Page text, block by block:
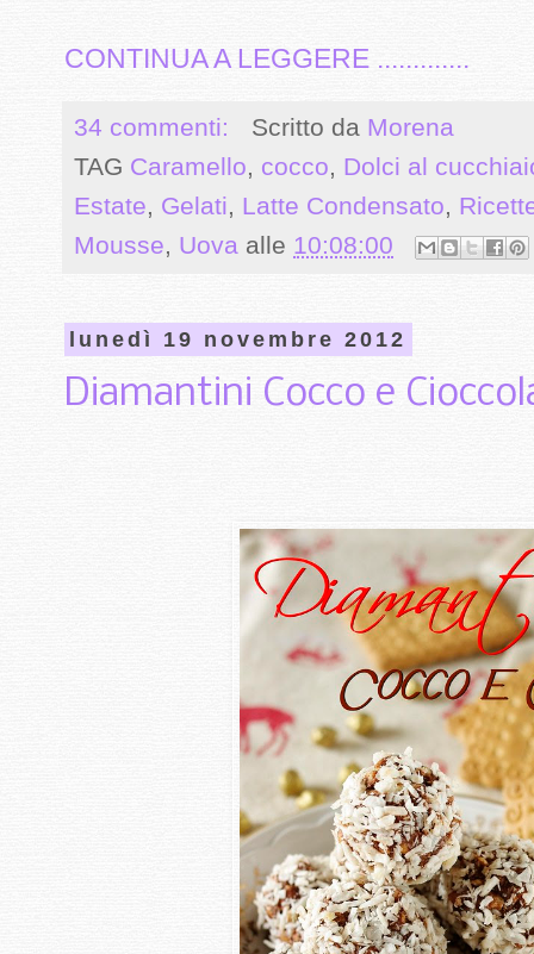
CONTINUA A LEGGERE .............
34 commenti: Scritto da Morena
TAG Caramello, cocco, Dolci al
Estate, Gelati, Latte Condensato,
Mousse, Uova alle 10:08:00
lunedì 19 novembre 2012
Diamantini Cocco e